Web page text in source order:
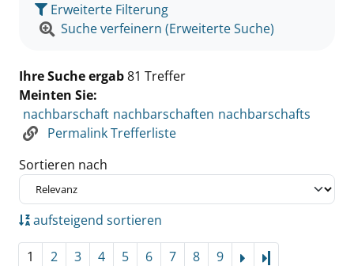
Erweiterte Filterung
Suche verfeinern (Erweiterte Suche)
Ihre Suche ergab81 Treffer
Meinten Sie:
nachbarschaft nachbarschaften nachbarschafts
Permalink Trefferliste
Sortieren nach
aufsteigend sortieren
1 2 3 4 5 6 7 8 9